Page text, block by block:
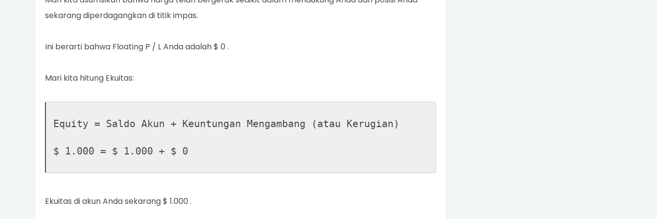
sekarang diperdagangkan di titik impas.
Ini berarti bahwa Floating P / L Anda adalah $ 0 .
Mari kita hitung Ekuitas:
Equity = Saldo Akun + Keuntungan Mengambang (atau Kerugian)
$ 1.000 = $ 1.000 + $ 0
Ekuitas di akun Anda sekarang $ 1.000 .